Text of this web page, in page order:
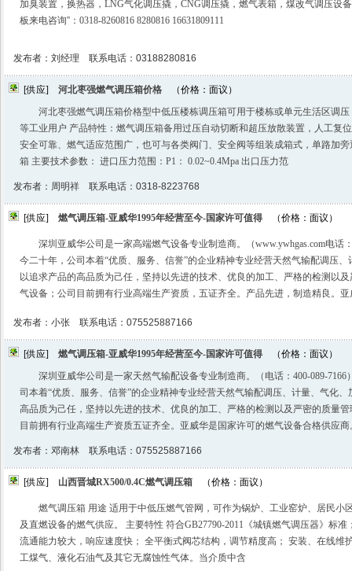
加臭装置，换热器，LNG气化调压撬，CNG调压撬，燃气表箱，煤改气调压设
板来电咨询️''：0318-8260816 8280816 16631809111
发布者：刘经理 联系电话：03188280816
[供应] 河北枣强燃气调压箱价格 （价格：面议）
河北枣强燃气调压箱价格型中低压楼栋调压箱可用于楼栋或单元生活区调
等工业用户 产品特性：燃气调压箱备用过压自动切断和超压放散装置，人工复
安全可靠、燃气适应范围广，也可与各类阀门、安全阀等组装成箱式，单路加
箱 主要技术参数： 进口压力范围：P1： 0.02~0.4Mpa 出口压力范
发布者：周明祥 联系电话：0318-8223768
[供应] 燃气调压箱-亚威华1995年经营至今-国家许可值得 （价格：面议）
深圳亚威华公司是一家高端燃气设备专业制造商。（www.ywhgas.com电话
今二十年，公司本着“优质、服务、信誉”的企业精神专业经营天然气输配调压
以追求产品的高品质为己任，坚持以先进的技术、优良的加工、严格的检测以
气设备；公司目前拥有行业高端生产资质，五证齐全。产品先进，制造精良。亚
发布者：小张 联系电话：075525887166
[供应] 燃气调压箱-亚威华1995年经营至今-国家许可值得 （价格：面议）
深圳亚威华公司是一家天然气输配设备专业制造商。（电话：400-089-7166
司本着“优质、服务、信誉”的企业精神专业经营天然气输配调压、计量、气化
高品质为己任，坚持以先进的技术、优良的加工、严格的检测以及严密的质量
目前拥有行业高端生产资质五证齐全。亚威华是国家许可的燃气设备合格供应
发布者：邓南林 联系电话：075525887166
[供应] 山西晋城RX500/0.4C燃气调压箱 （价格：面议）
燃气调压箱 用途 适用于中低压燃气管网，可作为锅炉、工业窑炉、居民小
及直燃设备的燃气供应。 主要特性 符合GB27790-2011《城镇燃气调压器》标
流通能力较大，响应速度快； 全平衡式阀芯结构，调节精度高； 安装、在线维
工煤气、液化石油气及其它无腐蚀性气体。当介质中含